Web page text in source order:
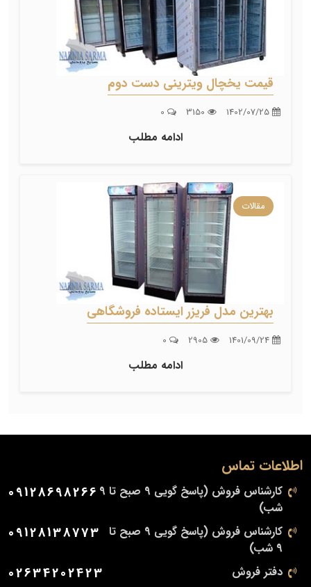
قیمت یخچال ویترینی دست دوم
ادامه مطلب
مقالات
بهترین مدل فریزر ایستاده فروشگاهی
ادامه مطلب
اطلاعات تماس
کارشناس فروش (پاسخ گویی 9 صبح تا 9
شب)
09128698266
کارشناس فروش (پاسخ گویی 9 صبح تا
9 شب)
09128138773
دفتر فروش 02634202423